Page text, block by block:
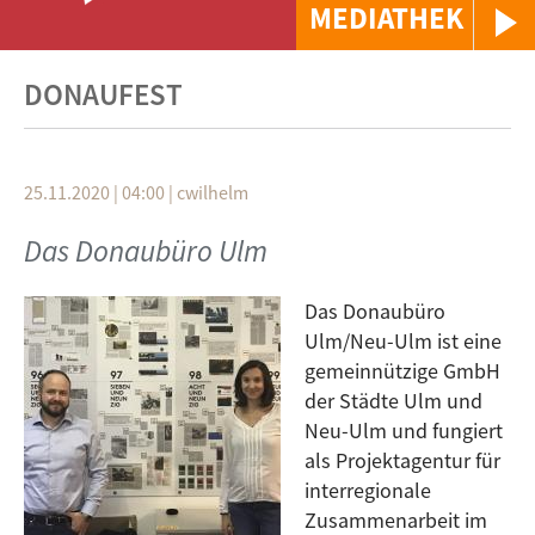
MEDIATHEK
DONAUFEST
25.11.2020 | 04:00 | cwilhelm
Das Donaubüro Ulm
Das Donaubüro
Ulm/Neu-Ulm ist eine
gemeinnützige GmbH
der Städte Ulm und
Neu-Ulm und fungiert
als Projektagentur für
in­terregionale
Zusammenarbeit im